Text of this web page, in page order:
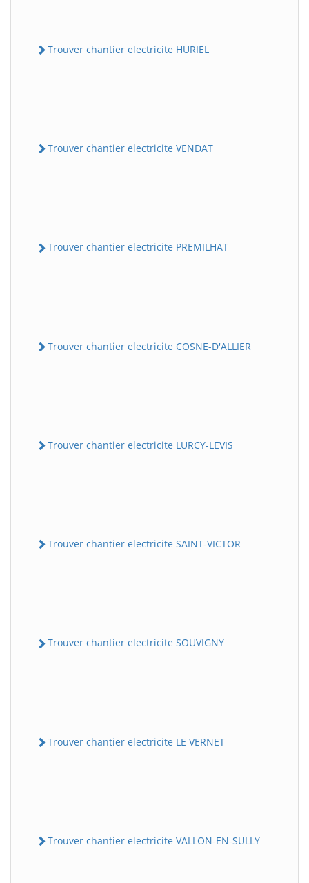
Trouver chantier electricite HURIEL
Trouver chantier electricite VENDAT
Trouver chantier electricite PREMILHAT
Trouver chantier electricite COSNE-D'ALLIER
Trouver chantier electricite LURCY-LEVIS
Trouver chantier electricite SAINT-VICTOR
Trouver chantier electricite SOUVIGNY
Trouver chantier electricite LE VERNET
Trouver chantier electricite VALLON-EN-SULLY